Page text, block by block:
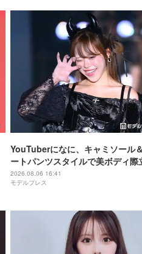
YouTuberになに、キャミソール
ートパンツスタイルで美ボディ際
「脚綺麗で羨ましい」「肩ライン
すぎ」
2026.08.06 16:41
モデルプレス